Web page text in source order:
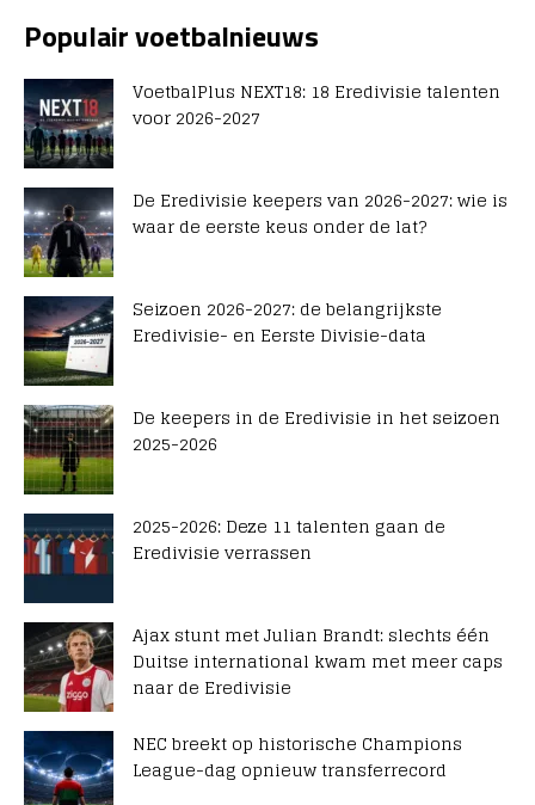
Populair voetbalnieuws
VoetbalPlus NEXT18: 18 Eredivisie talenten
voor 2026-2027
De Eredivisie keepers van 2026-2027: wie is
waar de eerste keus onder de lat?
Seizoen 2026-2027: de belangrijkste
Eredivisie- en Eerste Divisie-data
De keepers in de Eredivisie in het seizoen
2025-2026
2025-2026: Deze 11 talenten gaan de
Eredivisie verrassen
Ajax stunt met Julian Brandt: slechts één
Duitse international kwam met meer caps
naar de Eredivisie
NEC breekt op historische Champions
League-dag opnieuw transferrecord